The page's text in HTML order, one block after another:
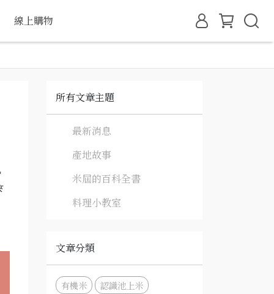
線上購物
所有文章主題
最新消息
產地故事
米屆的百科全書
料理小教室
文章分類
有機米
認識池上米